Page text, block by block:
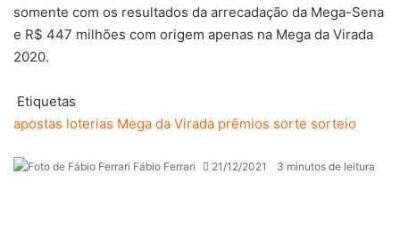
somente com os resultados da arrecadação da Mega-Sena
e R$ 447 milhões com origem apenas na Mega da Virada
2020.
Etiquetas
apostas loterias Mega da Virada prêmios sorte sorteio
Fábio Ferrari 21/12/2021 3 minutos de leitura